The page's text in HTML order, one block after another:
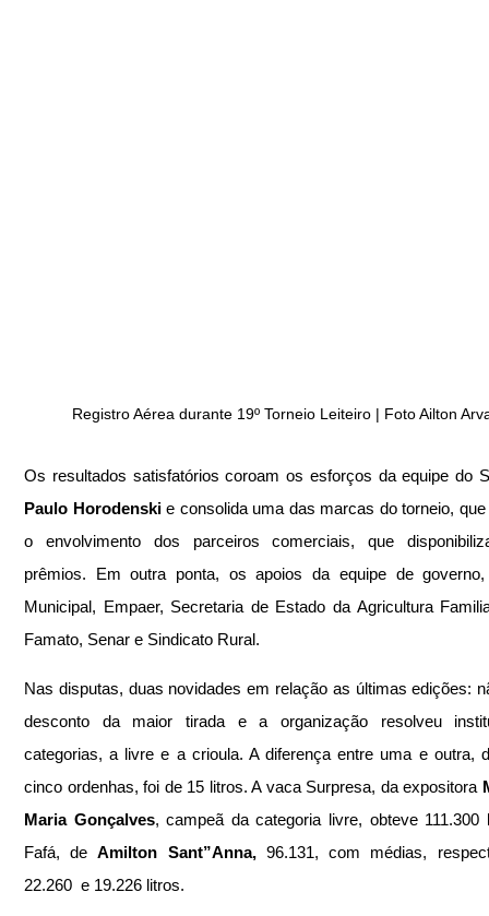
Registro Aérea durante 19º Torneio Leiteiro | Foto Ailton
Paulo Horodenski e consolida uma das marcas do torneio,
o envolvimento dos parceiros comerciais, que
prêmios. Em outra ponta, os apoios da equipe de governo,
Municipal, Empaer, Secretaria de Estado da Agricultura
Famato, Senar e Sindicato Rural.
Nas disputas, duas novidades em relação as últimas edições:
desconto da maior tirada e a organização resolveu
categorias, a livre e a crioula. A diferença entre uma e outra,
cinco ordenhas, foi de 15 litros. A vaca Surpresa, da expositora
Maria Gonçalves, campeã da categoria livre, obteve 111.300
Fafá, de Amilton Sant”Anna, 96.131, com médias,
22.260  e 19.226 litros.